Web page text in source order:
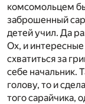
комсомольцем
заброшенный
детей учил. Да
Ох, и
схватиться за
себе начальник.
голову, то и
того сарайчика,